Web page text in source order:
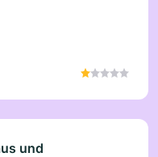
nicht ernst
das man seine
lässt und
und